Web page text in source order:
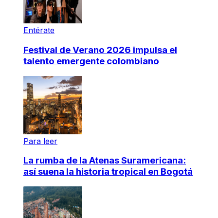
Entérate
Festival de Verano 2026 impulsa el
talento emergente colombiano
Para leer
La rumba de la Atenas Suramericana:
así suena la historia tropical en Bogotá